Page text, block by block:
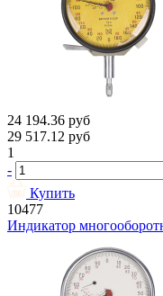
24 194.36 руб
29 517.12 руб
1
-
Купить
10477
Индикатор